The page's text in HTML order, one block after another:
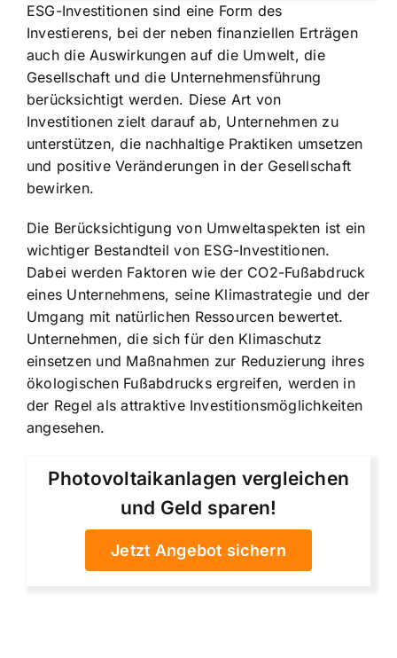
ESG-Investitionen sind eine Form des
Investierens, bei der neben finanziellen Erträgen
auch die Auswirkungen auf die Umwelt, die
Gesellschaft und die Unternehmensführung
berücksichtigt werden. Diese Art von
Investitionen zielt darauf ab, Unternehmen zu
unterstützen, die nachhaltige Praktiken umsetzen
und positive Veränderungen in der Gesellschaft
bewirken.
Die Berücksichtigung von Umweltaspekten ist ein
wichtiger Bestandteil von ESG-Investitionen.
Dabei werden Faktoren wie der CO2-Fußabdruck
eines Unternehmens, seine Klimastrategie und der
Umgang mit natürlichen Ressourcen bewertet.
Unternehmen, die sich für den Klimaschutz
einsetzen und Maßnahmen zur Reduzierung ihres
ökologischen Fußabdrucks ergreifen, werden in
der Regel als attraktive Investitionsmöglichkeiten
angesehen.
Photovoltaikanlagen vergleichen
und Geld sparen!
Jetzt Angebot sichern